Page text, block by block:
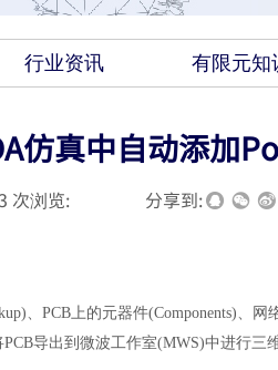
行业资讯 有限元知
仿真中自动添加
次浏览: 分享到:
、PCB上的元器件(Components)、网
导出到微波工作室(MWS)中进行三